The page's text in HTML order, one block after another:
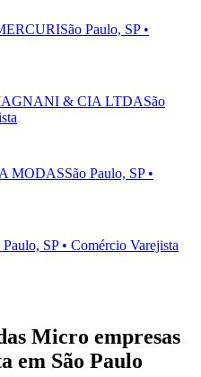
São Paulo, SP •
& CIA LTDASão
MODASSão Paulo, SP •
Paulo, SP • Comércio Varejista
Micro empresas
em São Paulo